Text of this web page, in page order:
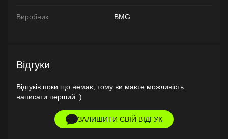
Виробник BMG
Відгуки
Відгуків поки що немає, тому ви маєте можливість
написати перший :)
ЗАЛИШИТИ СВІЙ ВІДГУК